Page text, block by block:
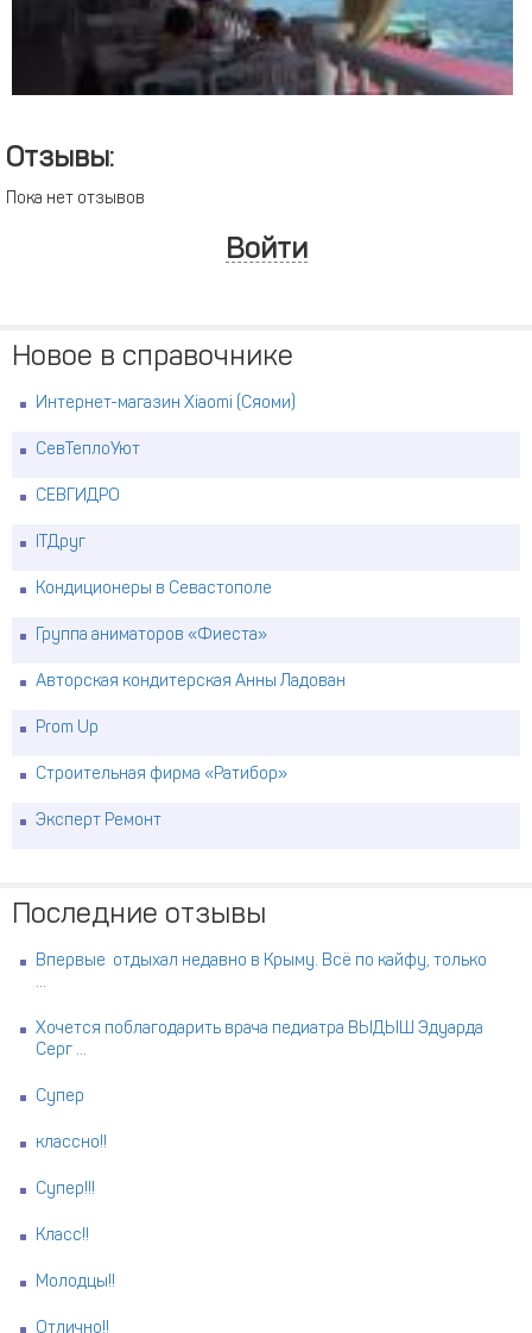
Отзывы:
Пока нет отзывов
Войти
Новое в справочнике
Интернет-магазин Xiaomi (Сяоми)
СевТеплоУют
СЕВГИДРО
ITДруг
Кондиционеры в Севастополе
Группа аниматоров «Фиеста»
Авторская кондитерская Анны Ладован
Prom Up
Строительная фирма «Ратибор»
Эксперт Ремонт
Последние отзывы
Впервые отдыхал недавно в Крыму. Всё по кайфу, только
...
Хочется поблагодарить врача педиатра ВЫДЫШ Эдуарда
Серг ...
Супер
классно!!
Супер!!!
Класс!!
Молодцы!!
Отлично!!